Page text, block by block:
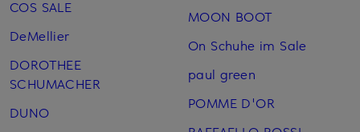
COS SALE
DeMellier
DOROTHEE
SCHUMACHER
DUNO
MOON BOOT
On Schuhe im Sale
paul green
POMME D'OR